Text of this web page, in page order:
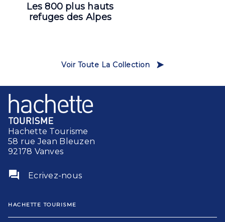
Les 800 plus hauts
refuges des Alpes
Voir Toute La Collection
Hachette Tourisme
58 rue Jean Bleuzen
92178 Vanves
question_answer Ecrivez-nous
HACHETTE TOURISME